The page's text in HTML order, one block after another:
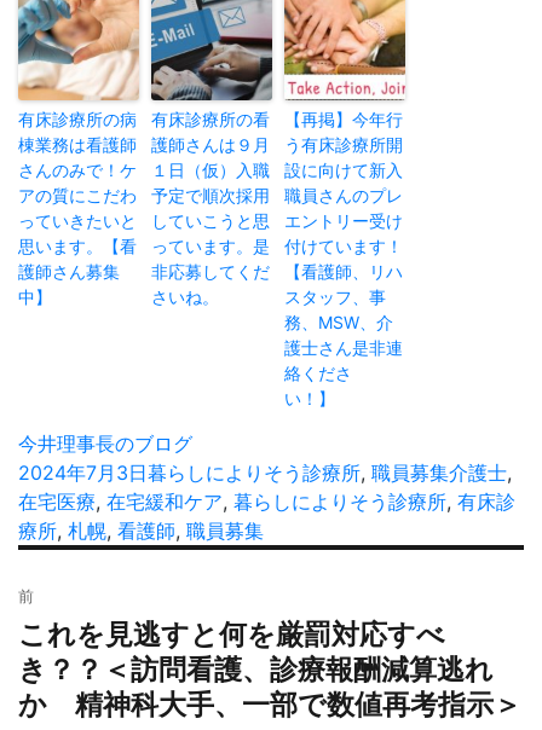
有床診療所の病
棟業務は看護師
さんのみで！ケ
アの質にこだわ
っていきたいと
思います。【看
護師さん募集
中】
有床診療所の看
護師さんは９月
１日（仮）入職
予定で順次採用
していこうと思
っています。是
非応募してくだ
さいね。
【再掲】今年行
う有床診療所開
設に向けて新入
職員さんのプレ
エントリー受け
付けています！
【看護師、リハ
スタッフ、事
務、MSW、介
護士さん是非連
絡くださ
い！】
投
稿
者
今井理事長のブログ
投
稿
日:
2024年7月3日カ
テ
ゴ
暮らしによりそう診療所, 職員募集タ
グ
介護士,
在宅医療, 在宅緩和ケア, 暮らしによりそう診療所, 有床診
療所, 札幌, 看護師, 職員募集
稿
ナ
ビ
ゲ
前
過
去
の
投
これを見逃すと何を厳罰対応すべ
き？？＜訪問看護、診療報酬減算逃れ
か 精神科大手、一部で数値再考指示＞